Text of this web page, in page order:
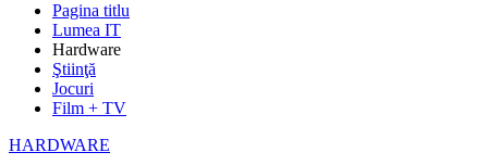
Pagina titlu
Lumea IT
Hardware
Ştiinţă
Jocuri
Film + TV
HARDWARE